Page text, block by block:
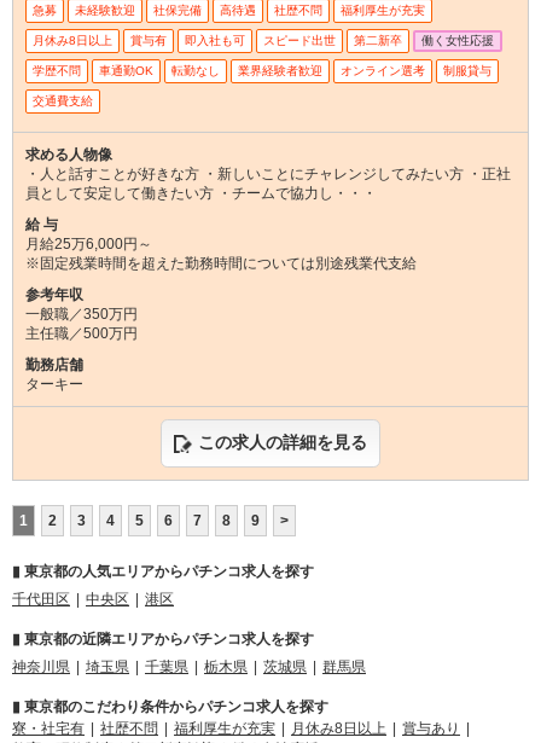
急募 未経験歓迎 社保完備 高待遇 社歴不問 福利厚生が充実
月休み8日以上 賞与有 即入社も可 スピード出世 第二新卒 働く女性応援
学歴不問 車通勤OK 転勤なし 業界経験者歓迎 オンライン選考 制服貸与
交通費支給
求める人物像
・人と話すことが好きな方 ・新しいことにチャレンジしてみたい方 ・正社
員として安定して働きたい方 ・チームで協力し・・・
給 与
月給25万6,000円～
※固定残業時間を超えた勤務時間については別途残業代支給
参考年収
一般職／350万円
主任職／500万円
勤務店舗
ターキー
この求人の詳細を見る
1 2 3 4 5 6 7 8 9 >
▮ 東京都の人気エリアからパチンコ求人を探す
千代田区
中央区 港区
▮ 東京都の近隣エリアからパチンコ求人を探す
神奈川県
埼玉県 千葉県 栃木県 茨城県 群馬県
▮ 東京都のこだわり条件からパチンコ求人を探す
寮・社宅有
社歴不問 福利厚生が充実 月休み8日以上
賞与あり